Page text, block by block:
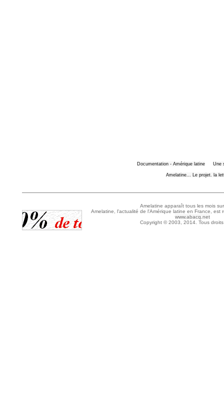
Documentation - Amérique latine Une
Amelatine... Le projet. la
Amelatine apparaît tous les mois
Amelatine, l'actualité de l'Amérique latine en France, est
www.abacq.net
Copyright © 2003, 2014. Tous